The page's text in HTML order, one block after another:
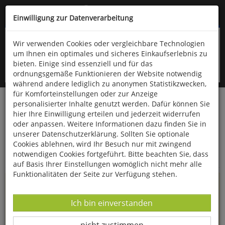
Kompletten Head der Seite überspringen
oder (06766) 9323-960
Startseite Informationen
Uppps...
Sie sind weitergeleitet worden !
haben zu öffnen, gibt es leider nicht mehr in unserem
Einwilligung zur Datenverarbeitung
Wir verwenden Cookies oder vergleichbare Technologien
um Ihnen ein optimales und sicheres Einkaufserlebnis zu
bieten. Einige sind essenziell und für das
ordnungsgemäße Funktionieren der Website notwendig
während andere lediglich zu anonymen Statistikzwecken,
für Komforteinstellungen oder zur Anzeige
personalisierter Inhalte genutzt werden. Dafür können Sie
hier Ihre Einwilligung erteilen und jederzeit widerrufen
oder anpassen. Weitere Informationen dazu finden Sie in
unserer Datenschutzerklärung. Sollten Sie optionale
Cookies ablehnen, wird Ihr Besuch nur mit zwingend
notwendigen Cookies fortgeführt. Bitte beachten Sie, dass
auf Basis Ihrer Einstellungen womöglich nicht mehr alle
Funktionalitäten der Seite zur Verfügung stehen.
Datenverarbeitung -
Ich bin einverstanden